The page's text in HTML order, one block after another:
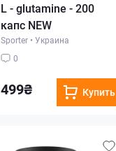
L - glutamine - 200
капс NEW
Sporter • Украина
0
499₴ Купить